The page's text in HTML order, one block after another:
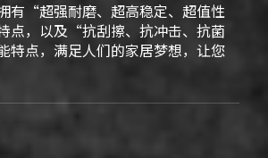
有“超强耐磨、超高稳定、超值性
点，以及“抗刮擦、抗冲击、抗菌
特点，满足人们的家居梦想，让您